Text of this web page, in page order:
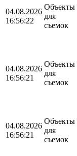
04.08.2026
16:56:22
Объекты
для
съемок
04.08.2026
16:56:21
Объекты
для
съемок
04.08.2026
16:56:21
Объекты
для
съемок